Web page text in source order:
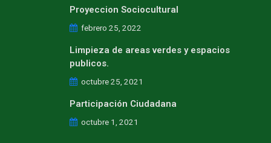
Proyeccion Sociocultural
febrero 25, 2022
Limpieza de areas verdes y espacios
publicos.
octubre 25, 2021
Participación Ciudadana
octubre 1, 2021